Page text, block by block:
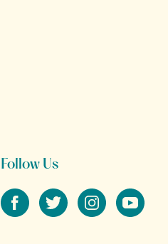
Follow Us
facebooktwitter instagramyoutube